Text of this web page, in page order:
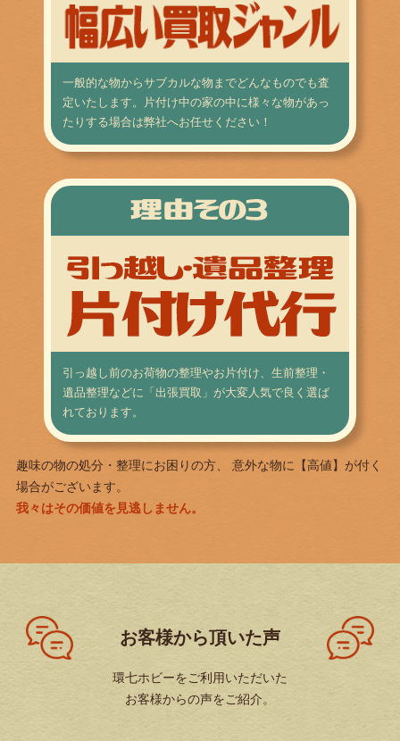
一般的な物からサブカルな物までどんなものでも査
定いたします。片付け中の家の中に様々な物があっ
たりする場合は弊社へお任せください！
引っ越し前のお荷物の整理やお片付け、生前整理・
遺品整理などに「出張買取」が大変人気で良く選ば
れております。
趣味の物の処分・整理にお困りの方、 意外な物に【高値】が付く
場合がございます。
我々はその価値を見逃しません。
お客様から頂いた声
環七ホビーをご利用いただいた
お客様からの声をご紹介。